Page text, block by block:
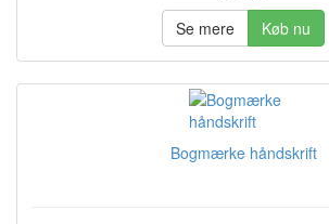
Se mere
Køb nu
Bogmærke håndskrift